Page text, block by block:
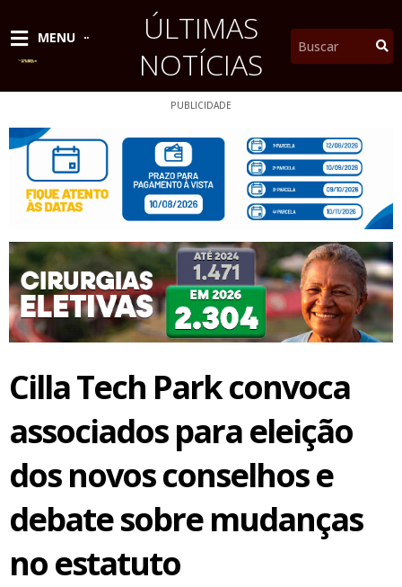
conteúdo
MENU
ÚLTIMAS
NOTÍCIAS
Pesquisar
PUBLICIDADE
Cilla Tech Park convoca
associados para eleição
dos novos conselhos e
debate sobre mudanças
no estatuto